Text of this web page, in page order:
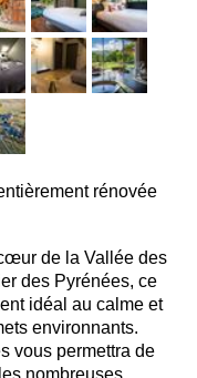
rénovée
de la Vallée des
des Pyrénées, ce
idéal au calme et
environnants.
vous permettra de
nombreuses